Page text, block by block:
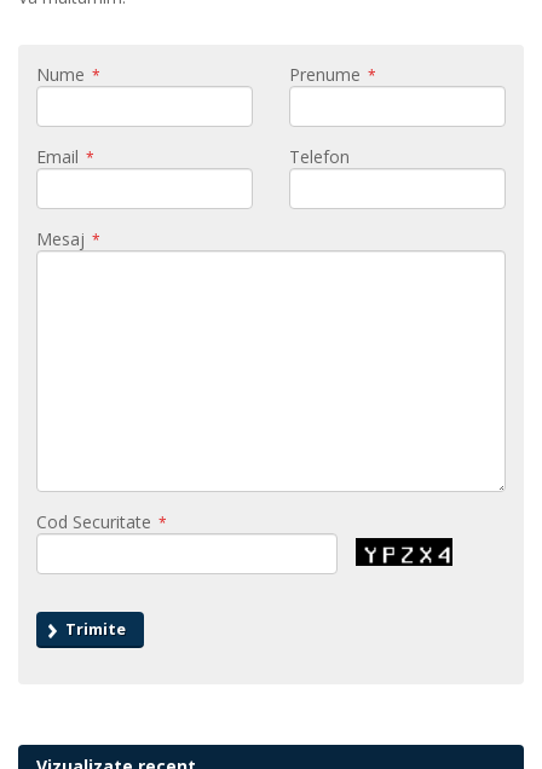
Nume * Prenume *
Email * Telefon
Mesaj *
Cod Securitate *